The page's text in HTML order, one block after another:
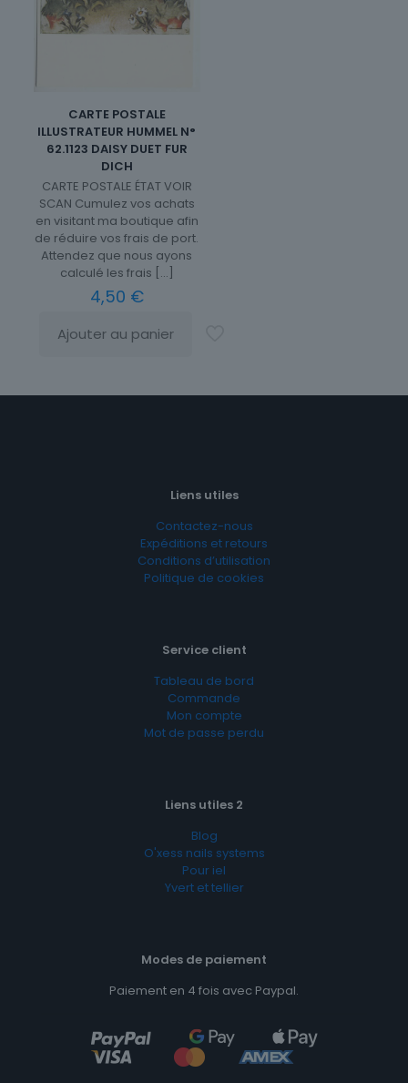
CARTE POSTALE
ILLUSTRATEUR HUMMEL N°
62.1123 DAISY DUET FUR
DICH
CARTE POSTALE ÉTAT VOIR
SCAN Cumulez vos achats
en visitant ma boutique afin
de réduire vos frais de port.
Attendez que nous ayons
calculé les frais […]
4,50 €
Ajouter au panier
Liens utiles
Contactez-nous
Expéditions et retours
Conditions d’utilisation
Politique de cookies
Service client
Tableau de bord
Commande
Mon compte
Mot de passe perdu
Liens utiles 2
Blog
O'xess nails systems
Pour iel
Yvert et tellier
Modes de paiement
Paiement en 4 fois avec Paypal.